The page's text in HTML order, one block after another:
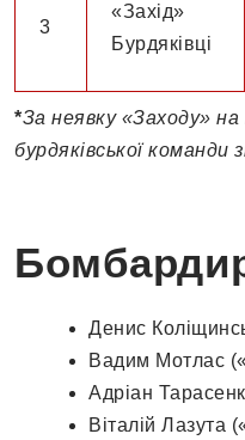
3
«Захід»
Бурдяківці
*За неявку «Заходу»
бурдяківської команди
Денис
Вадим Мотлас
Адріан
Віталій Лазута